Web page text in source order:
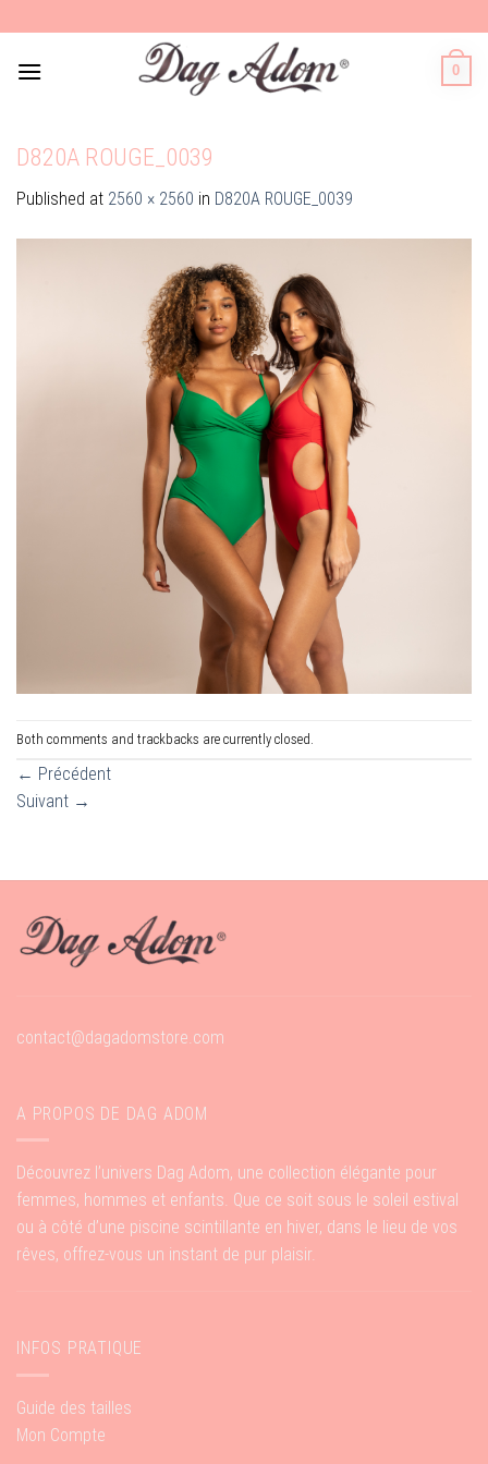
to
content
0
D820A ROUGE_0039
Published at 2560 × 2560 in D820A ROUGE_0039
Both comments and trackbacks are currently closed.
← Précédent
Suivant →
contact@dagadomstore.com
A PROPOS DE DAG ADOM
Découvrez l’univers Dag Adom, une collection élégante pour
femmes, hommes et enfants. Que ce soit sous le soleil estival
ou à côté d’une piscine scintillante en hiver, dans le lieu de vos
rêves, offrez-vous un instant de pur plaisir.
INFOS PRATIQUE
Guide des tailles
Mon Compte